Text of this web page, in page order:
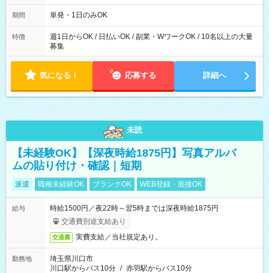
勤務 勤務：月・水・金 休み：火・木・土・日 好きな時にお仕事
可能です！ ※1日あたりの最大実働時間は日勤、夜勤共に勤務し
期間 単発・1日のみOK
特徴
週1日からOK / 日払いOK / 副業・WワークOK / 10名以上の大量
募集
気になる！ 応募する 詳細へ
未読
【未経験OK】【深夜時給1875円】写真アルバ
ムの貼り付け・確認｜短期
派遣 職種未経験OK ブランクOK WEB登録・面接OK
給与
時給1500円／夜22時～翌5時までは深夜時給1875円
交通費別途支給あり
交通費 実費支給／当社規定あり。
勤務地
埼玉県川口市
川口駅からバス10分 / 赤羽駅からバス10分